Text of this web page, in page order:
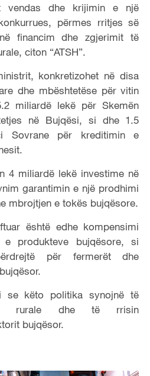
vendas dhe krijimin e një
përmes rritjes së
financim dhe zgjerimit të
citon “ATSH”.
konkretizohet në disa
dhe mbështetëse për vitin
miliardë lekë për Skemën
në Bujqësi, si dhe 1.5
Sovrane për kreditimin e
4 miliardë lekë investime në
garantimin e një prodhimi
mbrojtjen e tokës bujqësore.
është edhe kompensimi
produkteve bujqësore, si
për fermerët dhe
se këto politika synojnë të
rurale dhe të rrisin
bujqësor.